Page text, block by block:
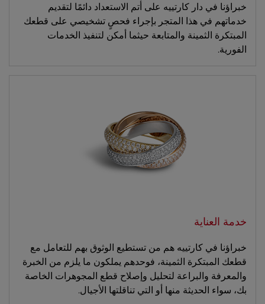
خبراؤنا في دار كارتييه على أتم الاستعداد دائمًا لتقديم
خدماتهم في هذا المتجر بإجراء فحصٍ تشخيصي على قطعك
المبتكرة الثمينة والمتابعة حيثما أمكن لتنفيذ الخدمات
الفورية.
خدمة العناية
خبراؤنا في كارتييه هم من تستطيع الوثوق بهم للتعامل مع
قطعك المبتكرة الثمينة، فوحدهم يملكون ما يلزم من الخبرة
والمعرفة والبراعة لتحليل وإصلاح قطع المجوهرات الخاصة
بك، سواء الحديثة منها أو التي تناقلتها الأجيال.